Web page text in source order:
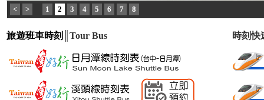
< > 1 2 3 4 5 6 7 8
旅遊班車時刻 ║Tour Bus 時刻快